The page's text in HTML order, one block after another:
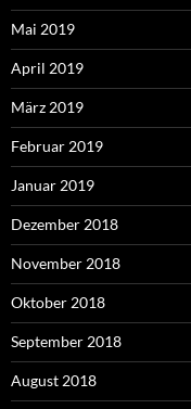
Mai 2019
April 2019
März 2019
Februar 2019
Januar 2019
Dezember 2018
November 2018
Oktober 2018
September 2018
August 2018